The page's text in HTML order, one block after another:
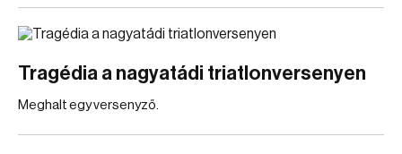
Tragédia a nagyatádi triatlonversenyen
Meghalt egy versenyző.